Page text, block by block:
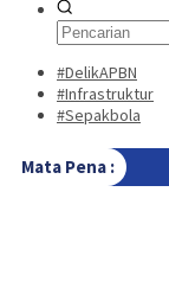
#DelikAPBN
#Infrastruktur
#Sepakbola
Mata Pena :